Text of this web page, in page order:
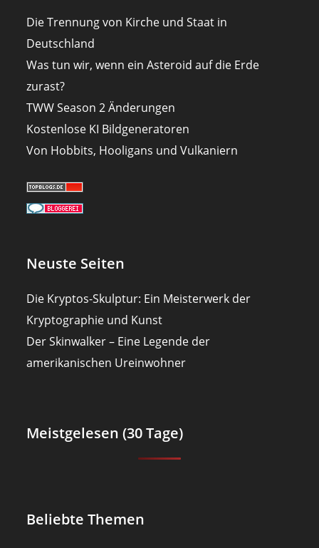
Die Trennung von Kirche und Staat in
Deutschland
Was tun wir, wenn ein Asteroid auf die Erde
zurast?
TWW Season 2 Änderungen
Kostenlose KI Bildgeneratoren
Von Hobbits, Hooligans und Vulkaniern
Neuste Seiten
Die Kryptos-Skulptur: Ein Meisterwerk der
Kryptographie und Kunst
Der Skinwalker – Eine Legende der
amerikanischen Ureinwohner
Meistgelesen (30 Tage)
Beliebte Themen